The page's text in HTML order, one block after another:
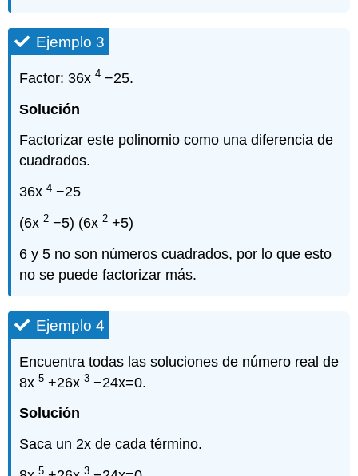
Ejemplo 3
Factor: 36x4 −25.
Solución
Factorizar este polinomio como una diferencia de
cuadrados.
36x4 −25
(6x2 −5) (6x2 +5)
6 y 5 no son números cuadrados, por lo que esto
no se puede factorizar más.
Ejemplo 4
Encuentra todas las soluciones de número real de
8x5 +26x3 −24x=0.
Solución
Saca un 2x de cada término.
5 3